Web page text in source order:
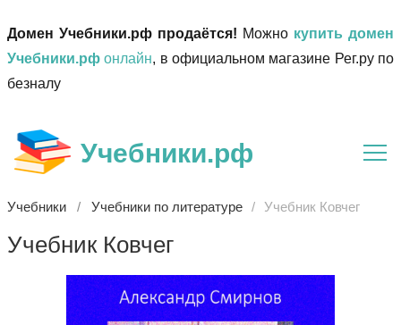
Домен Учебники.рф продаётся! Можно купить домен
Учебники.рф онлайн, в официальном магазине Рег.ру по
безналу
Учебники.рф
Учебники Учебники по литературе Учебник Ковчег
Учебник Ковчег